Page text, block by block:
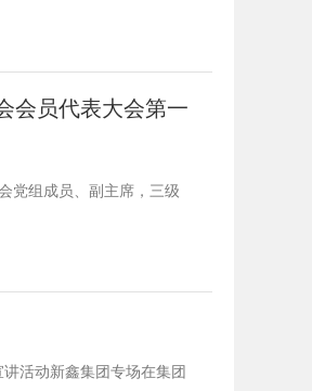
会员代表大会第一
党组成员、副主席，三级
活动新鑫集团专场在集团